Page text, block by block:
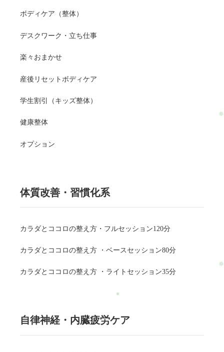
ボディケア（整体）
デスクワーク・立ち仕事
楽々おまかせ
産後リセットボディケア
学生割引（キッズ整体）
健康整体
オプション
体質改善・習慣化系
カラダとココロの整え方・フルセッション120分
カラダとココロの整え方 ・ベースセッション80分
カラダとココロの整え方 ・ライトセッション35分
自律神経・内臓疲労ケア